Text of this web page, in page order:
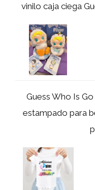
vinilo caja ciega
Guess Who Is
estampado para